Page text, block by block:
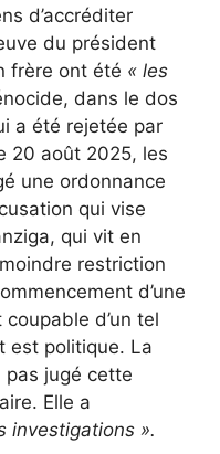
d’accréditer
du président
frère ont été « les
dans le dos
a été rejetée par
20 août 2025, les
une ordonnance
qui vise
qui vit en
restriction
d’une
d’un tel
est politique. La
pas jugé cette
Elle a
investigations ».